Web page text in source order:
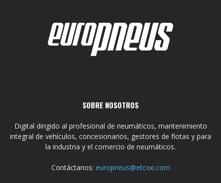
SOBRE NOSOTROS
Digital dirigido al profesional de neumáticos, mantenimiento
integral de vehículos, concesionarios, gestores de flotas y para
la industria y el comercio de neumáticos.
Contáctanos: europneus@etcxxi.com